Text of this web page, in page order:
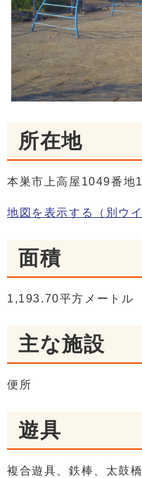
所在地
本巣市上高屋1049番地1
地図を表示する （別ウ
面積
1,193.70平方メートル
主な施設
便所
遊具
複合遊具、鉄棒、太鼓